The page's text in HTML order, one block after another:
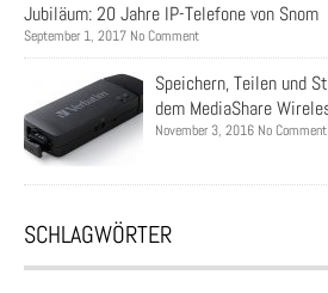
Jubiläum: 20 Jahre IP-Telefone von Snom
September 1, 2017 No Comment
Speichern, Teilen und
dem MediaShare
November 3, 2016 No Comment
SCHLAGWÖRTER